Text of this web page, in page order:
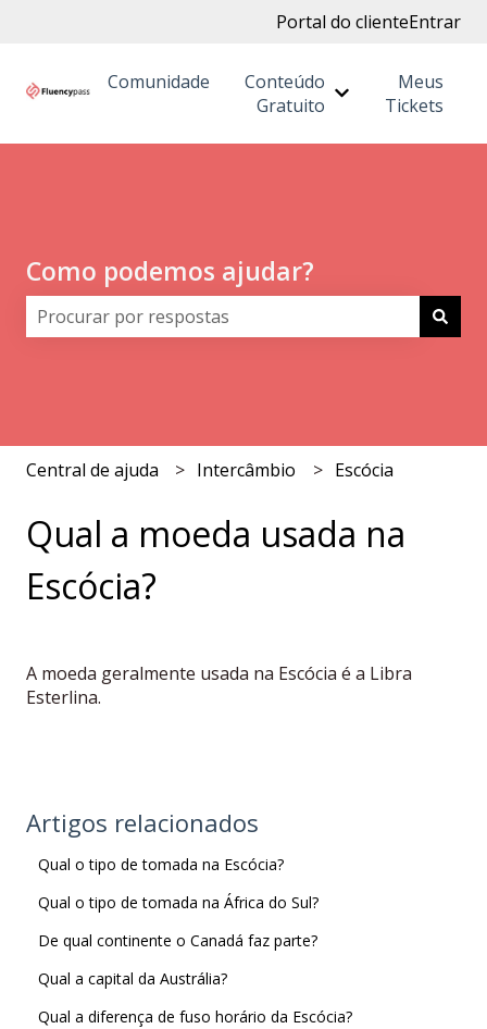
Portal do clienteEntrar
Comunidade
Conteúdo
Gratuito
Mostrar
Meus
Tickets
Como podemos ajudar?
Central de ajuda Intercâmbio Escócia
Qual a moeda usada na
Escócia?
A moeda geralmente usada na Escócia é a Libra
Esterlina.
Artigos relacionados
Qual o tipo de tomada na Escócia?
Qual o tipo de tomada na África do Sul?
De qual continente o Canadá faz parte?
Qual a capital da Austrália?
Qual a diferença de fuso horário da Escócia?